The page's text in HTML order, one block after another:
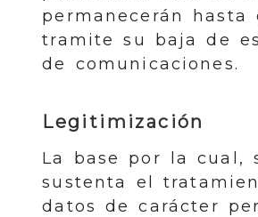
permanecerán hasta
tramite su baja de
de comunicaciones.
Legitimización
La base por la cual,
sustenta el
datos de carácter